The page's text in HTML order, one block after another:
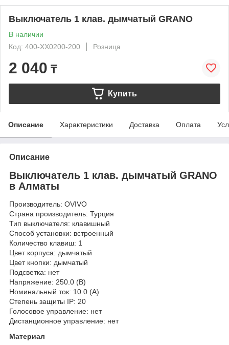
Выключатель 1 клав. дымчатый GRANO
В наличии
Код: 400-XX0200-200
Розница
2 040 ₸
Купить
Описание Характеристики Доставка Оплата
Описание
Выключатель 1 клав. дымчатый GRANO
в Алматы
Производитель: OVIVO
Страна производитель: Турция
Тип выключателя: клавишный
Способ установки: встроенный
Количество клавиш: 1
Цвет корпуса: дымчатый
Цвет кнопки: дымчатый
Подсветка: нет
Напряжение: 250.0 (В)
Номинальный ток: 10.0 (А)
Степень защиты IP: 20
Голосовое управление: нет
Дистанционное управление: нет
Материал